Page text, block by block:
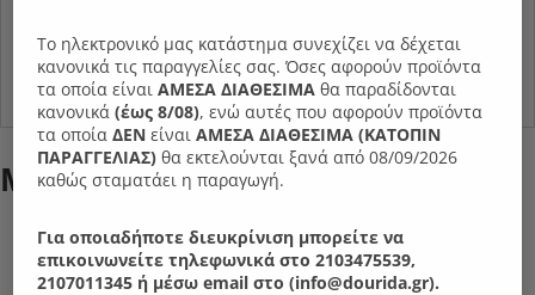
Επιλογή χρωματικής απόχρωσης .
Μπορεί επίσης να σας αρέσει…
Το ηλεκτρονικό μας κατάστημα συνεχίζει να δέχεται
κανονικά τις παραγγελίες σας. Όσες αφορούν προϊόντα
τα οποία είναιΑΜΕΣΑ ΔΙΑΘΕΣΙΜΑ θα παραδίδονται
κανονικά(έως 8/08), ενώ αυτές που αφορούν προϊόντα
τα οποίαΔΕΝ είναι ΑΜΕΣΑ ΔΙΑΘΕΣΙΜΑ (ΚΑΤΟΠΙΝ
ΠΑΡΑΓΓΕΛIΑΣ) θα εκτελούνται ξανά από 08/09/2026
καθώς σταματάει η παραγωγή.
Για οποιαδήποτε διευκρίνιση μπορείτε να
επικοινωνείτε τηλεφωνικά στο 2103475539,
2107011345 ή μέσω email στο (info@dourida.gr).